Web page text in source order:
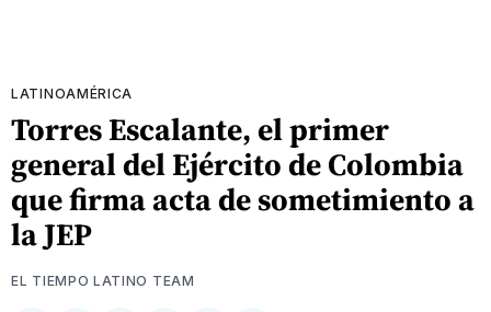
LATINOAMÉRICA
Torres Escalante, el primer
general del Ejército de Colombia
que firma acta de sometimiento a
la JEP
EL TIEMPO LATINO TEAM